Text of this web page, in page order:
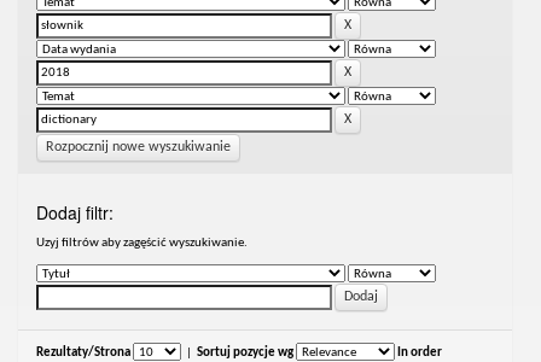
Rozpocznij nowe wyszukiwanie
Dodaj filtr:
Uzyj filtrów aby zagęścić wyszukiwanie.
Rezultaty/Strona Sortuj pozycje wg In order